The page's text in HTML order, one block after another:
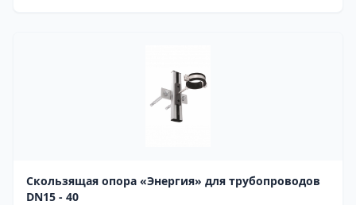
Скользящая опора «Энергия» для трубопроводов
DN15 - 40